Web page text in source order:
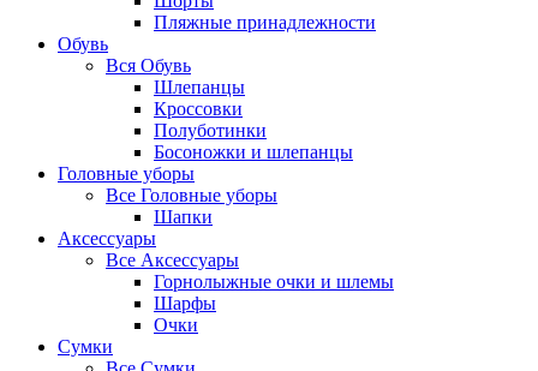
Пляжные принадлежности
Обувь
Вся Обувь
Шлепанцы
Кроссовки
Полуботинки
Босоножки и шлепанцы
Головные уборы
Все Головные уборы
Шапки
Аксессуары
Все Аксессуары
Горнолыжные очки и шлемы
Шарфы
Очки
Сумки